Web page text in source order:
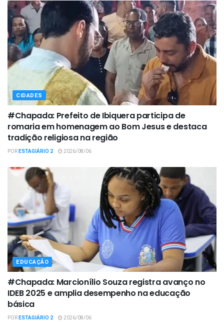
CIDADES
#Chapada: Prefeito de Ibiquera participa de
romaria em homenagem ao Bom Jesus e destaca
tradição religiosa na região
PORESTAGIÁRIO 2 2026/08/06
EDUCAÇÃO
#Chapada: Marcionílio Souza registra avanço no
IDEB 2025 e amplia desempenho na educação
básica
PORESTAGIÁRIO 2 2026/08/06